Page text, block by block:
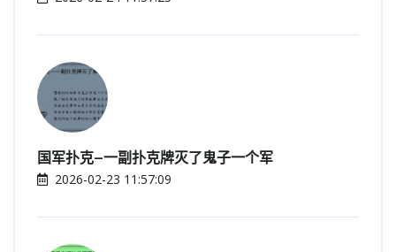
国军扑克—一副扑克牌灭了鬼子一个军
2026-02-23 11:57:09